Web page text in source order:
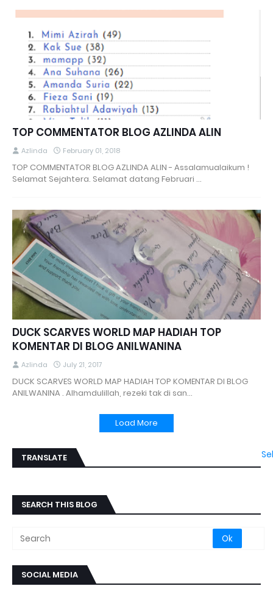
TOP COMMENTATOR BLOG AZLINDA ALIN
Azlinda February 01, 2018
TOP COMMENTATOR BLOG AZLINDA ALIN - Assalamualaikum !
Selamat Sejahtera. Selamat datang Februari …
DUCK SCARVES WORLD MAP HADIAH TOP
KOMENTAR DI BLOG ANILWANINA
Azlinda July 21, 2017
DUCK SCARVES WORLD MAP HADIAH TOP KOMENTAR DI BLOG
ANILWANINA . Alhamdulillah, rezeki tak di san…
Load More
TRANSLATE
SEARCH THIS BLOG
SOCIAL MEDIA